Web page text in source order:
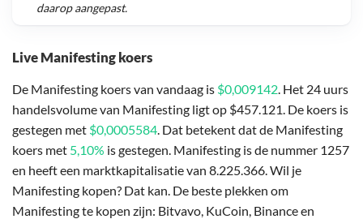
Live Manifesting koers
De Manifesting koers van vandaag is $0,009142. Het 24 uurs
handelsvolume van Manifesting ligt op $457.121. De koers is
gestegen met $0,0005584. Dat betekent dat de Manifesting
koers met 5,10% is gestegen. Manifesting is de nummer 1257
en heeft een marktkapitalisatie van 8.225.366. Wil je
Manifesting kopen? Dat kan. De beste plekken om
Manifesting te kopen zijn: Bitvavo, KuCoin, Binance en
daarop aangepast.